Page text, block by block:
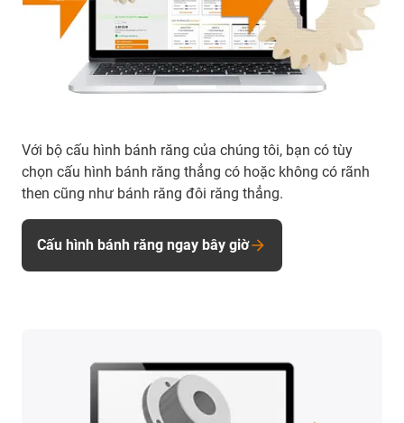
Với bộ cấu hình bánh răng của chúng tôi, bạn có tùy
chọn cấu hình bánh răng thẳng có hoặc không có rãnh
then cũng như bánh răng đôi răng thẳng.
Cấu hình bánh răng ngay bây giờ